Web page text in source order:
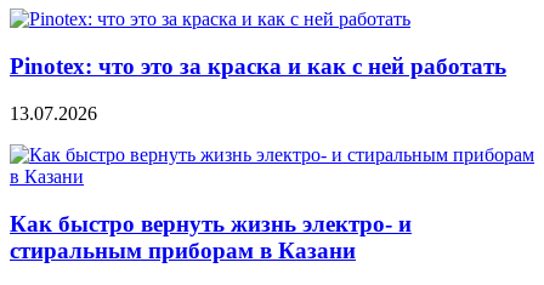
Pinotex: что это за краска и как с ней работать
13.07.2026
Как быстро вернуть жизнь электро- и
стиральным приборам в Казани